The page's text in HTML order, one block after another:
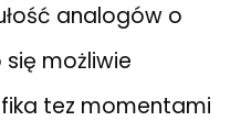
analogów o
się możliwie
tez momentami